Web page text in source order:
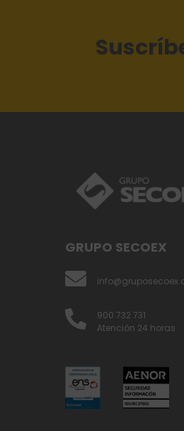
GRUPO SECOEX
900 732 731
Atención 24 horas